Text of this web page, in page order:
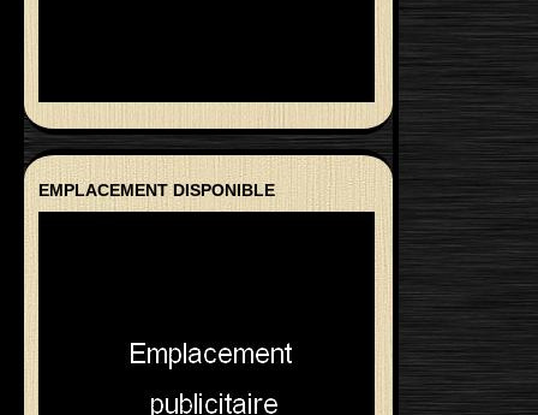
EMPLACEMENT DISPONIBLE